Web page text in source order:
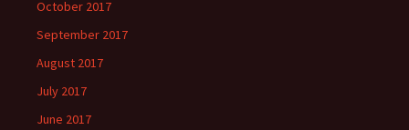
October 2017
September 2017
August 2017
July 2017
June 2017